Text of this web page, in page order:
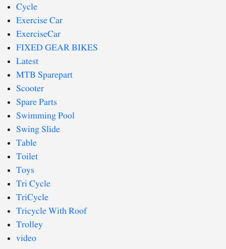
Cycle
Exercise Car
ExerciseCar
FIXED GEAR BIKES
Latest
MTB Sparepart
Scooter
Spare Parts
Swimming Pool
Swing Slide
Table
Toilet
Toys
Tri Cycle
TriCycle
Tricycle With Roof
Trolley
video